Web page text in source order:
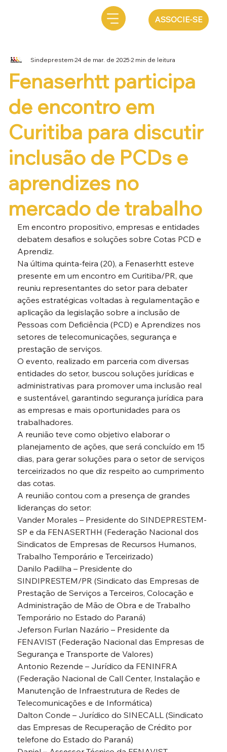
ASSOCIE-SE
Fenaserhtt participa
de encontro em
Curitiba para discutir
inclusão de PCDs e
aprendizes no
mercado de trabalho
Sindeprestem24 de mar. de 20252 min de leitura
Em encontro propositivo, empresas e entidades
debatem desafios e soluções sobre Cotas PCD e
Aprendiz.
Na última quinta-feira (20), a Fenaserhtt esteve
presente em um encontro em Curitiba/PR, que
reuniu representantes do setor para debater
ações estratégicas voltadas à regulamentação e
aplicação da legislação sobre a inclusão de
Pessoas com Deficiência (PCD) e Aprendizes nos
setores de telecomunicações, segurança e
prestação de serviços.
O evento, realizado em parceria com diversas
entidades do setor, buscou soluções jurídicas e
administrativas para promover uma inclusão real
e sustentável, garantindo segurança jurídica para
as empresas e mais oportunidades para os
trabalhadores.
A reunião teve como objetivo elaborar o
planejamento de ações, que será concluído em 15
dias, para gerar soluções para o setor de serviços
terceirizados no que diz respeito ao cumprimento
das cotas.
A reunião contou com a presença de grandes
lideranças do setor:
Vander Morales – Presidente do SINDEPRESTEM-
SP e da FENASERTHH (Federação Nacional dos
Sindicatos de Empresas de Recursos Humanos,
Trabalho Temporário e Terceirizado)
Danilo Padilha – Presidente do
SINDIPRESTEM/PR (Sindicato das Empresas de
Prestação de Serviços a Terceiros, Colocação e
Administração de Mão de Obra e de Trabalho
Temporário no Estado do Paraná)
Jeferson Furlan Nazário – Presidente da
FENAVIST (Federação Nacional das Empresas de
Segurança e Transporte de Valores)
Antonio Rezende – Jurídico da FENINFRA
(Federação Nacional de Call Center, Instalação e
Manutenção de Infraestrutura de Redes de
Telecomunicações e de Informática)
Dalton Conde – Jurídico do SINECALL (Sindicato
das Empresas de Recuperação de Crédito por
telefone do Estado do Paraná)